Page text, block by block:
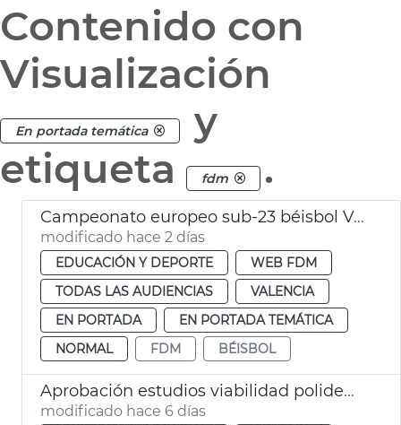
Contenido con
Visualización
En portada temática
y
etiqueta
fdm .
Campeonato europeo sub-23 béisbol València
modificado hace 2 días
EDUCACIÓN Y DEPORTE
WEB FDM
TODAS LAS AUDIENCIAS
VALENCIA
EN PORTADA
EN PORTADA TEMÁTICA
NORMAL
FDM BÉISBOL
Aprobación estudios viabilidad polideportivos San Isidro Marxalenes
modificado hace 6 días